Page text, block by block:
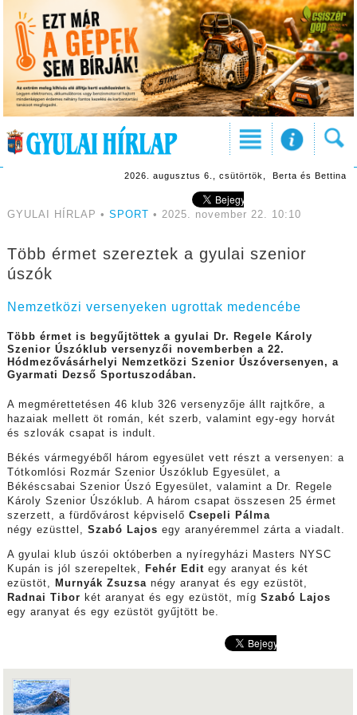
2026. augusztus 6., csütörtök, Berta és Bettina
GYULAI HÍRLAP • SPORT • 2025. november 22. 10:10
Több érmet szereztek a gyulai szenior
úszók
Nemzetközi versenyeken ugrottak medencébe
Több érmet is begyűjtöttek a gyulai Dr. Regele Károly
Szenior Úszóklub versenyzői novemberben a 22.
Hódmezővásárhelyi Nemzetközi Szenior Úszóversenyen, a
Gyarmati Dezső Sportuszodában.
A megmérettetésen 46 klub 326 versenyzője állt rajtkőre, a
hazaiak mellett öt román, két szerb, valamint egy-egy horvát
és szlovák csapat is indult.
Békés vármegyéből három egyesület vett részt a versenyen: a
Tótkomlósi Rozmár Szenior Úszóklub Egyesület, a
Békéscsabai Szenior Úszó Egyesület, valamint a Dr. Regele
Károly Szenior Úszóklub. A három csapat összesen 25 érmet
szerzett, a fürdővárost képviselő Csepeli Pálma
négy ezüsttel, Szabó Lajos egy aranyéremmel zárta a viadalt.
A gyulai klub úszói októberben a nyíregyházi Masters NYSC
Kupán is jól szerepeltek,
Fehér Edit egy aranyat és két
ezüstöt,
Murnyák Zsuzsa négy aranyat és egy ezüstöt,
Radnai Tibor két aranyat és egy ezüstöt, míg Szabó Lajos
egy aranyat és egy ezüstöt gyűjtött be.